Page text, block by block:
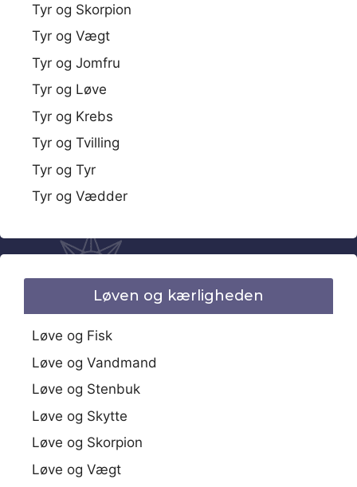
Tyr og Skorpion
Tyr og Vægt
Tyr og Jomfru
Tyr og Løve
Tyr og Krebs
Tyr og Tvilling
Tyr og Tyr
Tyr og Vædder
Løven og kærligheden
Løve og Fisk
Løve og Vandmand
Løve og Stenbuk
Løve og Skytte
Løve og Skorpion
Løve og Vægt